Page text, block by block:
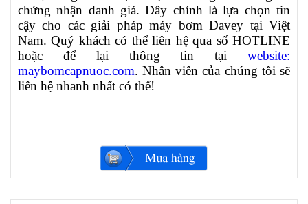
chứng nhận danh giá. Đây chính là lựa chọn tin
cậy cho các giải pháp máy bơm Davey tại Việt
Nam. Quý khách có thể liên hệ qua số HOTLINE
hoặc để lại thông tin tại website:
maybomcapnuoc.com. Nhân viên của chúng tôi sẽ
liên hệ nhanh nhất có thể!